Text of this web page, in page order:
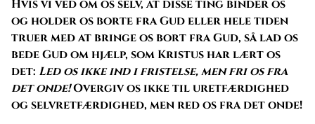
Hvis vi ved om os selv, at disse ting binder os
og holder os borte fra Gud eller hele tiden
truer med at bringe os bort fra Gud, så lad os
bede Gud om hjælp, som Kristus har lært os
det: Led os ikke ind i fristelse, men fri os fra
det onde!Overgiv os ikke til uretfærdighed
og selvretfærdighed, men red os fra det onde!